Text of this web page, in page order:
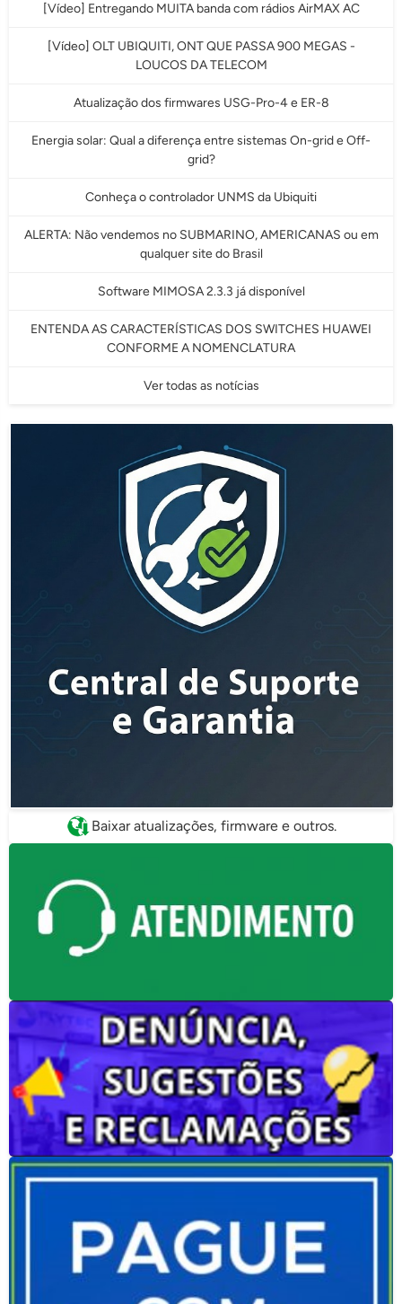
[Vídeo] Entregando MUITA banda com rádios AirMAX AC
[Vídeo] OLT UBIQUITI, ONT QUE PASSA 900 MEGAS -
LOUCOS DA TELECOM
Atualização dos firmwares USG-Pro-4 e ER-8
Energia solar: Qual a diferença entre sistemas On-grid e Off-
grid?
Conheça o controlador UNMS da Ubiquiti
ALERTA: Não vendemos no SUBMARINO, AMERICANAS ou em
qualquer site do Brasil
Software MIMOSA 2.3.3 já disponível
ENTENDA AS CARACTERÍSTICAS DOS SWITCHES HUAWEI
CONFORME A NOMENCLATURA
Ver todas as notícias
Baixar atualizações, firmware e outros.